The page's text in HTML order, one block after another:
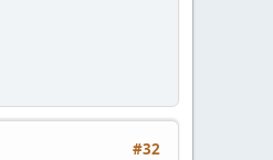
#32